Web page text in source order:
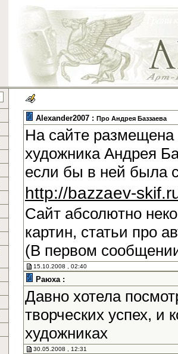
Alexander2007 : Про Андрея Баззаева
На сайте размещена
художника Андрея
если бы в ней была
http://bazzaev-
Сайт абсолютно
картин, статьи про
(В первом
15.10.2008 , 02:40
Раюха :
Давно хотела
творческих успех,
художниках
30.05.2008 , 12:31